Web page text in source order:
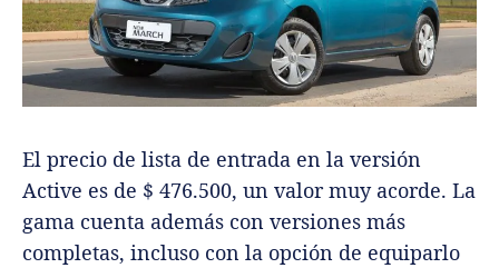
El precio de lista de entrada en la versión
Active es de $ 476.500, un valor muy acorde. La
gama cuenta además con versiones más
completas, incluso con la opción de equiparlo